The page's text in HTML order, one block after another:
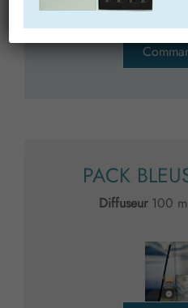
PACK
Diffuseur100